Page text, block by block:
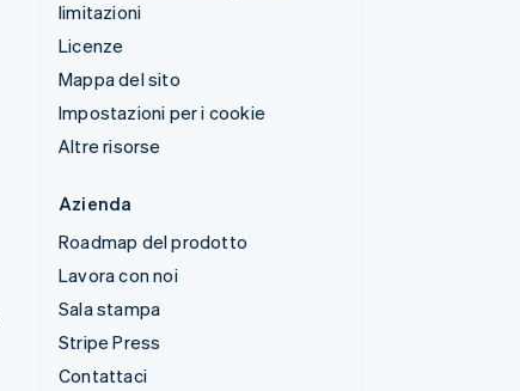
limitazioni
Licenze
Mappa del sito
Impostazioni per i cookie
Altre risorse
Azienda
Roadmap del prodotto
Lavora con noi
Sala stampa
Stripe Press
Contattaci